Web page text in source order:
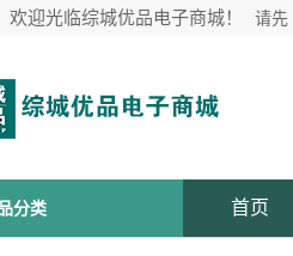
欢迎光临综城优品电子商城！ 请先
分类 首页